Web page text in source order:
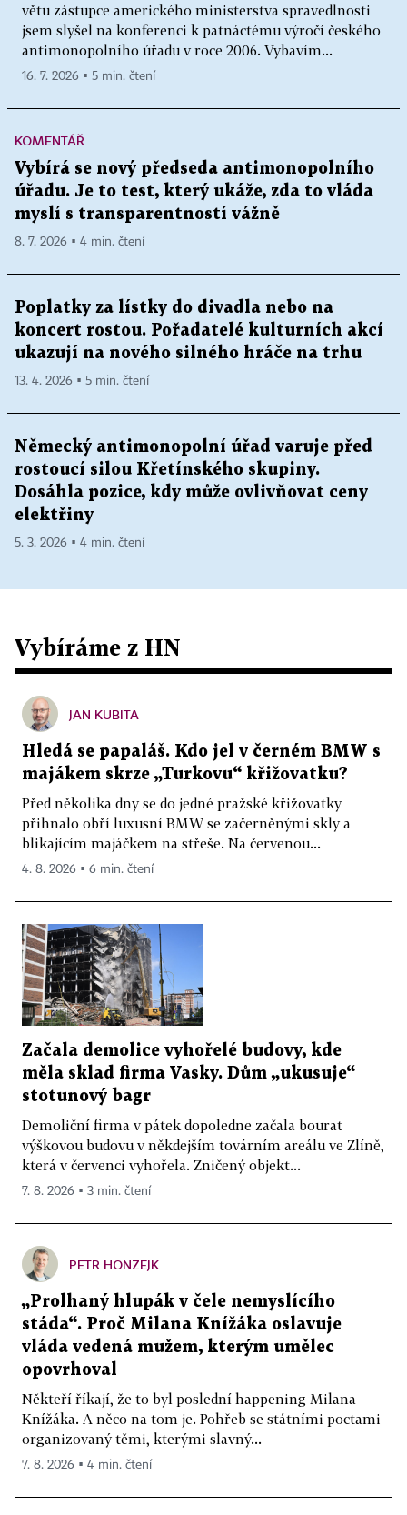
větu zástupce amerického ministerstva spravedlnosti
jsem slyšel na konferenci k patnáctému výročí českého
antimonopolního úřadu v roce 2006. Vybavím...
16. 7. 2026 ▪ 5 min. čtení
KOMENTÁŘ
Vybírá se nový předseda antimonopolního
úřadu. Je to test, který ukáže, zda to vláda
myslí s transparentností vážně
8. 7. 2026 ▪ 4 min. čtení
Poplatky za lístky do divadla nebo na
koncert rostou. Pořadatelé kulturních akcí
ukazují na nového silného hráče na trhu
13. 4. 2026 ▪ 5 min. čtení
Německý antimonopolní úřad varuje před
rostoucí silou Křetínského skupiny.
Dosáhla pozice, kdy může ovlivňovat ceny
elektřiny
5. 3. 2026 ▪ 4 min. čtení
Vybíráme z HN
JAN KUBITA
Hledá se papaláš. Kdo jel v černém BMW s
majákem skrze „Turkovu“ křižovatku?
Před několika dny se do jedné pražské křižovatky
přihnalo obří luxusní BMW se začerněnými skly a
blikajícím majáčkem na střeše. Na červenou...
4. 8. 2026 ▪ 6 min. čtení
Začala demolice vyhořelé budovy, kde
měla sklad firma Vasky. Dům „ukusuje“
stotunový bagr
Demoliční firma v pátek dopoledne začala bourat
výškovou budovu v někdejším továrním areálu ve Zlíně,
která v červenci vyhořela. Zničený objekt...
7. 8. 2026 ▪ 3 min. čtení
PETR HONZEJK
„Prolhaný hlupák v čele nemyslícího
stáda“. Proč Milana Knížáka oslavuje
vláda vedená mužem, kterým umělec
opovrhoval
Někteří říkají, že to byl poslední happening Milana
Knížáka. A něco na tom je. Pohřeb se státními poctami
organizovaný těmi, kterými slavný...
7. 8. 2026 ▪ 4 min. čtení